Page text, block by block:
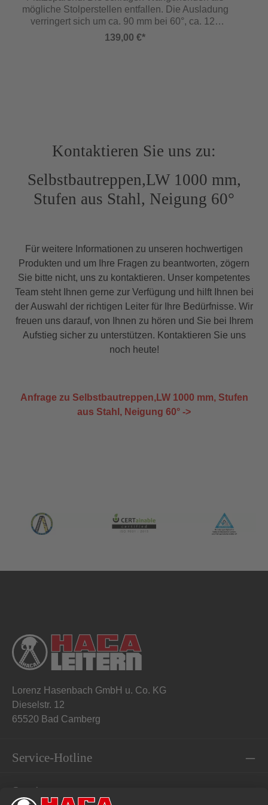
Lotrecht abgewinkelte Fußenden anstelle
schräger Wangenenden Treppenschuhe anstelle
Treppenfußwinkeln Haken anstelle
Selbstbautreppen mit Neigung 35° – 55°
entsprechen der DGUV 101-002 „Treppen bei
Anlehnung an DIN EN ISO 14122/DIN EN 131
mögliche Stolperstellen entfallen. Die Ausladung
verringert sich um ca. 90 mm bei 60°, ca. 120
mm bei 45° Neigung. (Für 2 Stück Holme)
139,00 €*
Kontaktieren Sie uns zu:
Selbstbautreppen,LW 1000 mm,
Stufen aus Stahl, Neigung 60°
Für weitere Informationen zu unseren hochwertigen
Produkten und um Ihre Fragen zu beantworten, zögern
Sie bitte nicht, uns zu kontaktieren. Unser kompetentes
Team steht Ihnen gerne zur Verfügung und hilft Ihnen bei
der Auswahl der richtigen Leiter für Ihre Bedürfnisse. Wir
freuen uns darauf, von Ihnen zu hören und Sie bei Ihrem
Aufstieg sicher zu unterstützen. Kontaktieren Sie uns
noch heute!
Anfrage zu Selbstbautreppen,LW 1000 mm, Stufen
aus Stahl, Neigung 60° ->
Lorenz Hasenbach GmbH u. Co. KG
Dieselstr. 12
65520 Bad Camberg
Service-Hotline
Service